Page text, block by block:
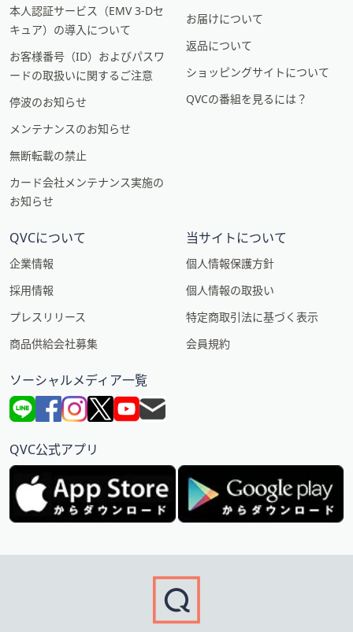
本人認証サービス（EMV 3-Dセ
キュア）の導入について
お客様番号（ID）およびパスワ
ードの取扱いに関するご注意
停波のお知らせ
メンテナンスのお知らせ
無断転載の禁止
カード会社メンテナンス実施の
お知らせ
お届けについて
返品について
ショッピングサイトについて
QVCの番組を見るには？
QVCについて
企業情報
採用情報
プレスリリース
商品供給会社募集
当サイトについて
個人情報保護方針
個人情報の取扱い
特定商取引法に基づく表示
会員規約
ソーシャルメディア一覧
QVC公式アプリ